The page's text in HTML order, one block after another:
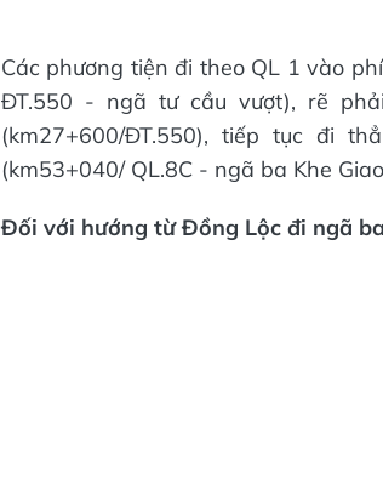
Các phương tiện đi theo QL 1 vào
ĐT.550 - ngã tư cầu vượt), rẽ
(km27+600/ĐT.550), tiếp tục đi
(km53+040/ QL.8C - ngã ba Khe
Đối với hướng từ Đồng Lộc đi ngã